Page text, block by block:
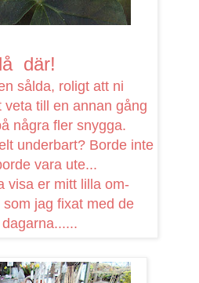
där!
sålda, roligt att ni
till en annan gång
några fler snygga.
underbart? Borde inte
vara ute...
visa er mitt lilla om-
jag fixat med de